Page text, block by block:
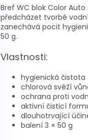
Bref WC blok Color
předcházet tvorbě
zanechává pocit
50 g.
Vlastnosti:
hygienická čistota
chlorová svěží
ochrana proti
aktivní čisticí
dlouhotrvající
balení 3 × 50 g